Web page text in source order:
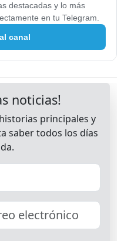
destacadas y lo más
en tu Telegram.
canal